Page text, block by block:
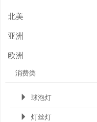
北美
亚洲
欧洲
消费类
球泡灯
灯丝灯